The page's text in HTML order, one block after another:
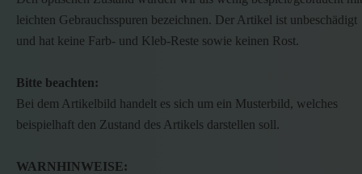
leichten Gebrauchsspuren bezeichnen. Der Artikel ist unbeschädigt
und hat keine Farb- und Kleb-Reste sowie keinen Rost.
Bitte beachten:
Bei dem Artikelbild handelt es sich um ein Musterbild, welches
beispielhaft den Zustand des Artikels darstellen soll.
WARNHINWEISE: